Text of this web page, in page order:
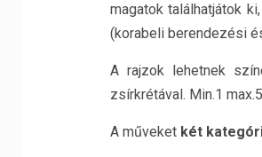
magatok találhatjátok
(korabeli berendezési
A rajzok lehetnek
zsírkrétával. Min.1
A műveket két